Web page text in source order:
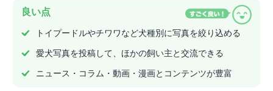
良い点
トイプードルやチワワなど犬種別に写真を絞り込める
愛犬写真を投稿して、ほかの飼い主と交流できる
ニュース・コラム・動画・漫画とコンテンツが豊富